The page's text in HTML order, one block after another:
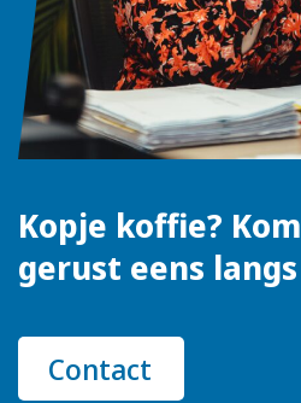
Kopje koffie? Kom
gerust eens langs
Contact